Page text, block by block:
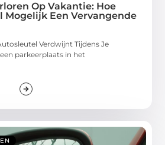
Op Vakantie: Hoe
Mogelijk Een Vervangende
Verdwijnt Tijdens Je
parkeerplaats in het